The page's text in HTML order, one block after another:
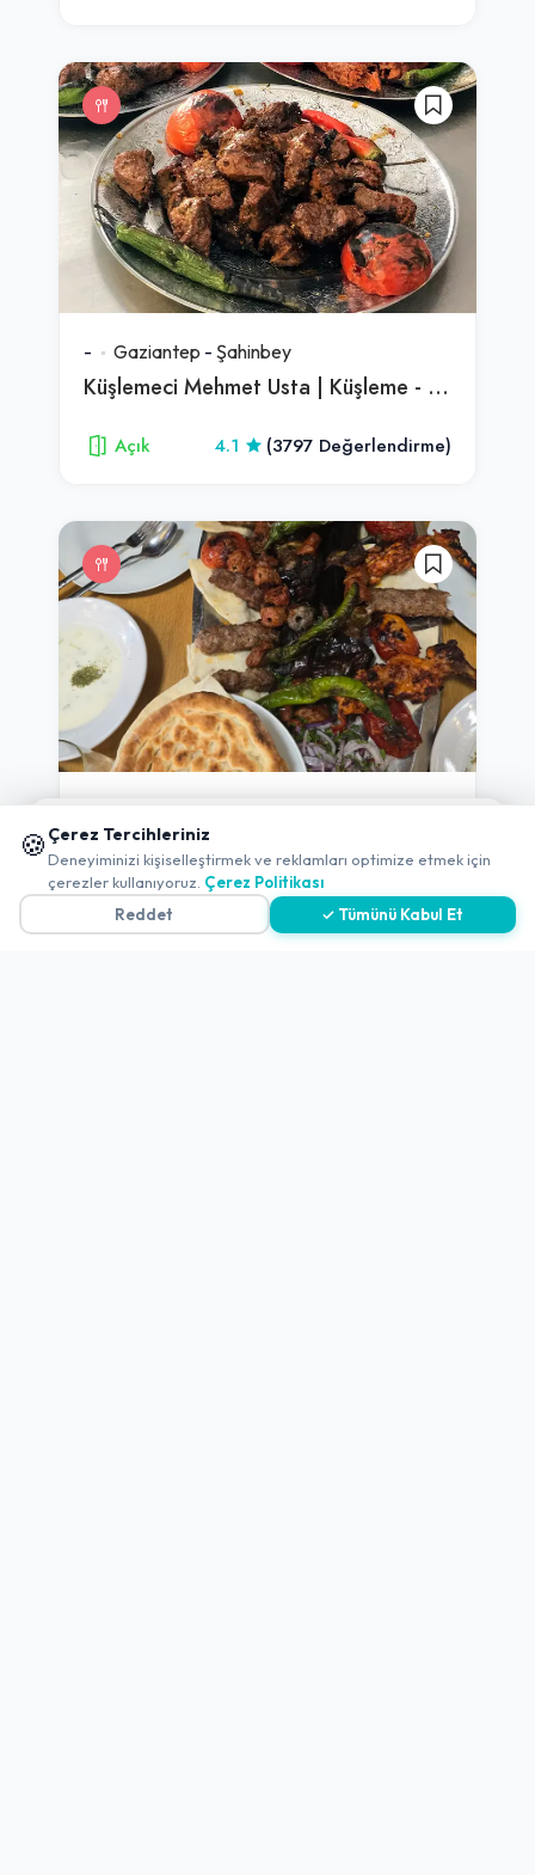
- Gaziantep - Şahinbey
Küşlemeci Mehmet Usta | Küşleme - Kebap - Lahmacun
Açık 4.1 (3797 Değerlendirme)
Çulcuoğlu Et Lokantası ®
Açık 4.0 (4406 Değerlendirme)
🍪 Çerez Tercihleriniz
Deneyiminizi kişiselleştirmek ve reklamları optimize etmek için
çerezler kullanıyoruz. Çerez Politikası
Reddet
✓ Tümünü Kabul Et
📱 Mobil uygulamamızı keşfedin!
✖